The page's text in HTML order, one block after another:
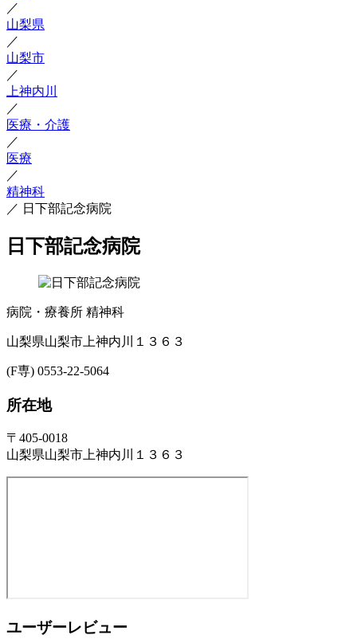
／
山梨県
／
山梨市
／
上神内川
／
医療・介護
／
医療
／
精神科
／ 日下部記念病院
日下部記念病院
病院・療養所 精神科
山梨県山梨市上神内川１３６３
(F専) 0553-22-5064
所在地
〒405-0018
山梨県山梨市上神内川１３６３
ユーザーレビュー